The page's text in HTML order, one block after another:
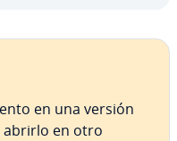
en una versión
abrirlo en otro